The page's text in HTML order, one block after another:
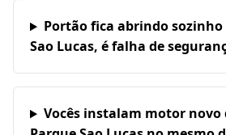
Portão fica abrindo
Sao Lucas, é falha de
Vocês instalam motor novo